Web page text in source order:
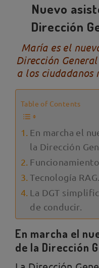
Nuevo
Dirección
María es el
Dirección
a los
Table of Contents
En marcha el
la Dirección
Funcionamiento.
Tecnología RAG.
La DGT
de conducir.
En marcha el
de la Dirección